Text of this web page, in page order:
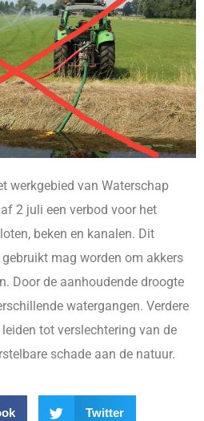
werkgebied van Waterschap
2 juli een verbod voor het
beken en kanalen. Dit
mag worden om akkers
Door de aanhoudende droogte
watergangen. Verdere
tot verslechtering van de
schade aan de natuur.
Twitter